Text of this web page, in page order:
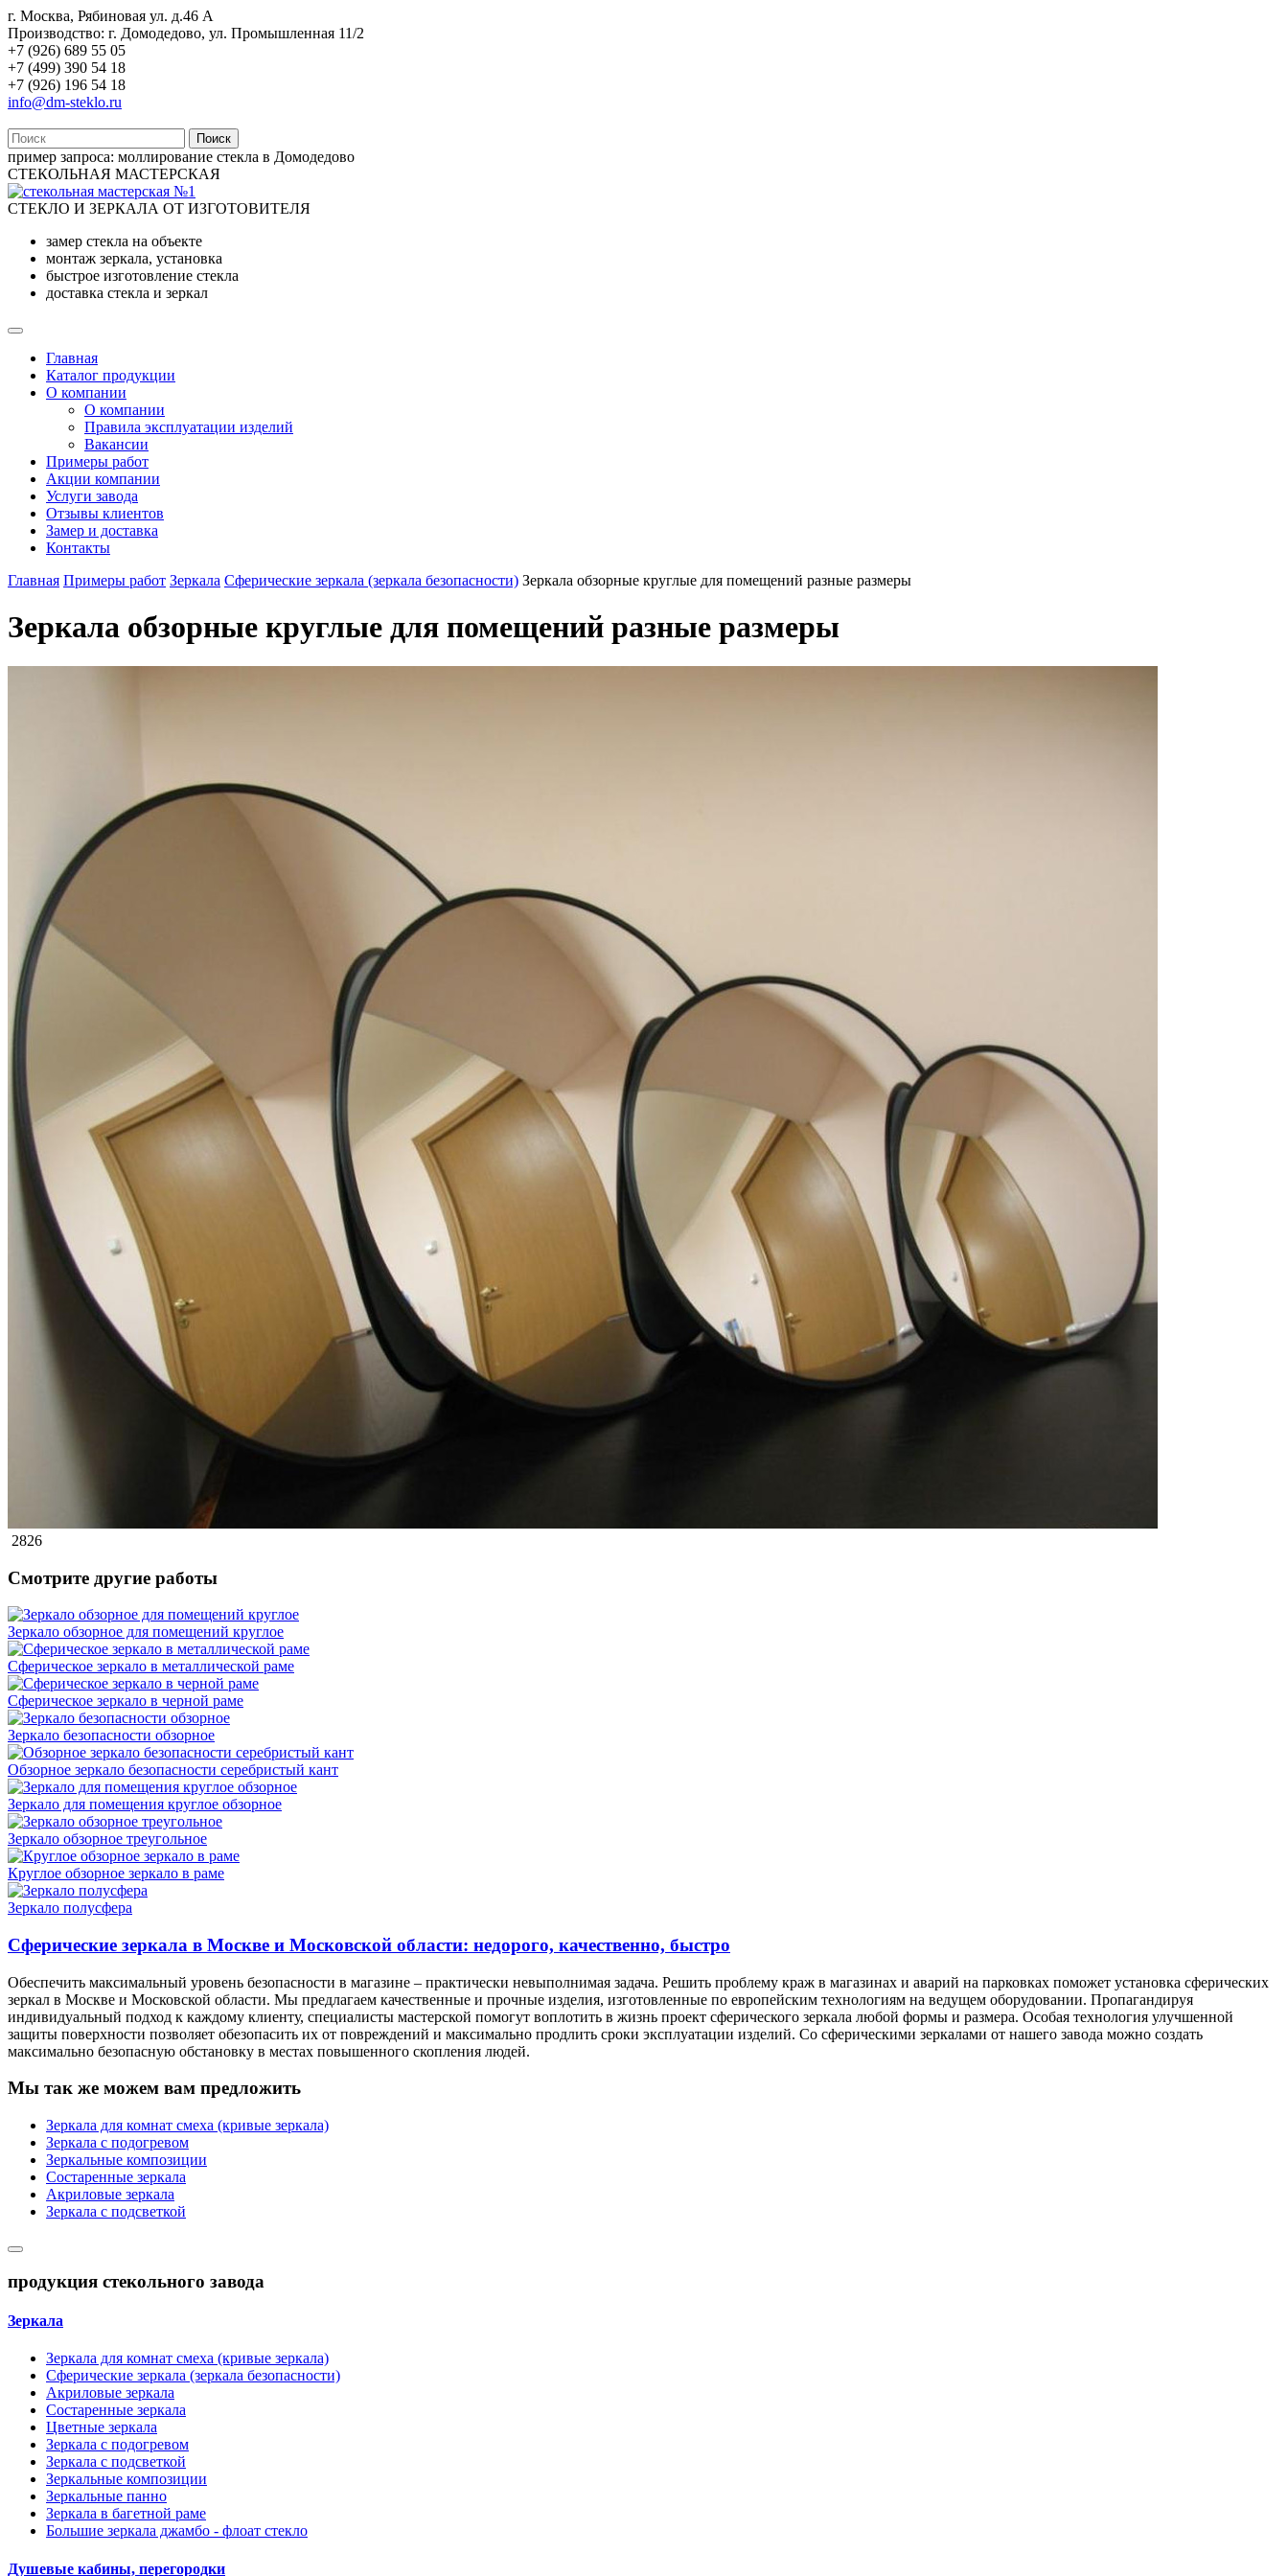
г. Москва, Рябиновая ул. д.46 А
Производство: г. Домодедово, ул. Промышленная 11/2
+7 (926) 689 55 05
+7 (499) 390 54 18
+7 (926) 196 54 18
info@dm-steklo.ru
Поиск
пример запроса: моллирование стекла в Домодедово
СТЕКОЛЬНАЯ МАСТЕРСКАЯ
СТЕКЛО И ЗЕРКАЛА ОТ ИЗГОТОВИТЕЛЯ
замер стекла на объекте
монтаж зеркала, установка
быстрое изготовление стекла
доставка стекла и зеркал
Главная
Каталог продукции
О компании
О компании
Правила эксплуатации изделий
Вакансии
Примеры работ
Акции компании
Услуги завода
Отзывы клиентов
Замер и доставка
Контакты
Главная Примеры работ Зеркала Сферические зеркала (зеркала безопасности) Зеркала обзорные круглые для помещений разные размеры
Зеркала обзорные круглые для помещений разные размеры
2826
Смотрите другие работы
Зеркало обзорное для помещений круглое
Сферическое зеркало в металлической раме
Сферическое зеркало в черной раме
Зеркало безопасности обзорное
Обзорное зеркало безопасности серебристый кант
Зеркало для помещения круглое обзорное
Зеркало обзорное треугольное
Круглое обзорное зеркало в раме
Зеркало полусфера
Сферические зеркала в Москве и Московской области: недорого, качественно, быстро
Обеспечить максимальный уровень безопасности в магазине – практически невыполнимая задача. Решить проблему краж в магазинах и аварий на парковках поможет установка сферических
зеркал в Москве и Московской области. Мы предлагаем качественные и прочные изделия, изготовленные по европейским технологиям на ведущем оборудовании. Пропагандируя
индивидуальный подход к каждому клиенту, специалисты мастерской помогут воплотить в жизнь проект сферического зеркала любой формы и размера. Особая технология улучшенной
защиты поверхности позволяет обезопасить их от повреждений и максимально продлить сроки эксплуатации изделий. Со сферическими зеркалами от нашего завода можно создать
максимально безопасную обстановку в местах повышенного скопления людей.
Мы так же можем вам предложить
Зеркала для комнат смеха (кривые зеркала)
Зеркала с подогревом
Зеркальные композиции
Состаренные зеркала
Акриловые зеркала
Зеркала с подсветкой
продукция стекольного завода
Зеркала
Зеркала для комнат смеха (кривые зеркала)
Сферические зеркала (зеркала безопасности)
Акриловые зеркала
Состаренные зеркала
Цветные зеркала
Зеркала с подогревом
Зеркала с подсветкой
Зеркальные композиции
Зеркальные панно
Зеркала в багетной раме
Большие зеркала джамбо - флоат стекло
Душевые кабины, перегородки